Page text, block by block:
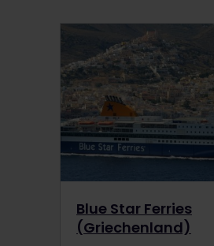
Blue Star Ferries
(Griechenland)